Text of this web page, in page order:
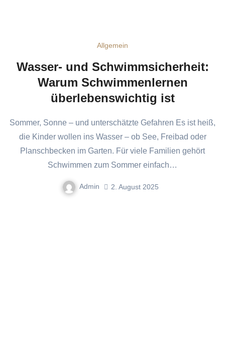
Allgemein
Wasser- und Schwimmsicherheit:
Warum Schwimmenlernen
überlebenswichtig ist
Sommer, Sonne – und unterschätzte Gefahren Es ist heiß,
die Kinder wollen ins Wasser – ob See, Freibad oder
Planschbecken im Garten. Für viele Familien gehört
Schwimmen zum Sommer einfach…
Admin 2. August 2025